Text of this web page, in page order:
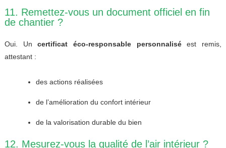
11. Remettez-vous un document officiel en fin
de chantier ?
Oui. Uncertificat éco-responsable personnaliséest remis,
attestant :
des actions réalisées
de l’amélioration du confort intérieur
de la valorisation durable du bien
12. Mesurez-vous la qualité de l’air intérieur ?